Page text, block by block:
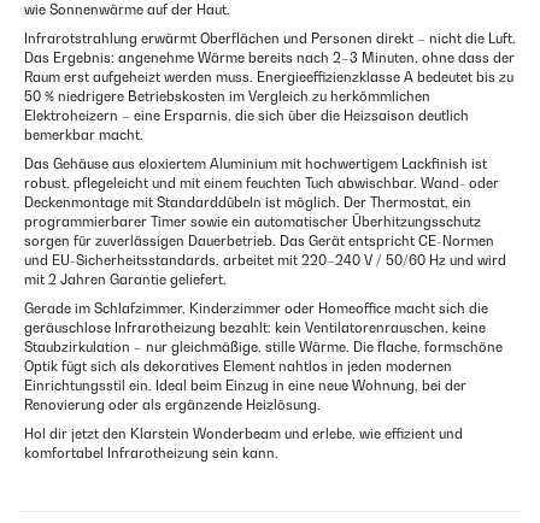
wie Sonnenwärme auf der Haut.
Infrarotstrahlung erwärmt Oberflächen und Personen direkt – nicht die Luft.
Das Ergebnis: angenehme Wärme bereits nach 2–3 Minuten, ohne dass der
Raum erst aufgeheizt werden muss. Energieeffizienzklasse A bedeutet bis zu
50 % niedrigere Betriebskosten im Vergleich zu herkömmlichen
Elektroheizern – eine Ersparnis, die sich über die Heizsaison deutlich
bemerkbar macht.
Das Gehäuse aus eloxiertem Aluminium mit hochwertigem Lackfinish ist
robust, pflegeleicht und mit einem feuchten Tuch abwischbar. Wand- oder
Deckenmontage mit Standarddübeln ist möglich. Der Thermostat, ein
programmierbarer Timer sowie ein automatischer Überhitzungsschutz
sorgen für zuverlässigen Dauerbetrieb. Das Gerät entspricht CE-Normen
und EU-Sicherheitsstandards, arbeitet mit 220–240 V / 50/60 Hz und wird
mit 2 Jahren Garantie geliefert.
Gerade im Schlafzimmer, Kinderzimmer oder Homeoffice macht sich die
geräuschlose Infrarotheizung bezahlt: kein Ventilatorenrauschen, keine
Staubzirkulation – nur gleichmäßige, stille Wärme. Die flache, formschöne
Optik fügt sich als dekoratives Element nahtlos in jeden modernen
Einrichtungsstil ein. Ideal beim Einzug in eine neue Wohnung, bei der
Renovierung oder als ergänzende Heizlösung.
Hol dir jetzt den Klarstein Wonderbeam und erlebe, wie effizient und
komfortabel Infrarotheizung sein kann.